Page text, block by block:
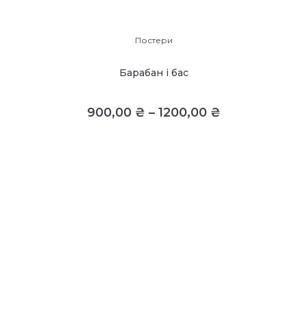
Постери
Барабан і бас
900,00 ₴ – 1200,00 ₴